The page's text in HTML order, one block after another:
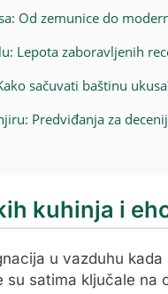
Od zemunice do
Lepota zaboravljenih
sačuvati baštinu
Predviđanja za
kuhinja i
u vazduhu
su satima ključale